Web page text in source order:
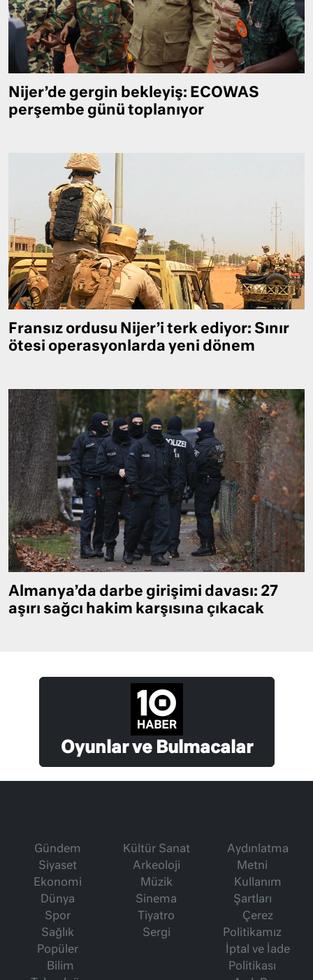
Nijer’de gergin bekleyiş: ECOWAS
perşembe günü toplanıyor
Fransız ordusu Nijer’i terk ediyor: Sınır
ötesi operasyonlarda yeni dönem
Almanya’da darbe girişimi davası: 27
aşırı sağcı hakim karşısına çıkacak
Oyunlar ve Bulmacalar
Gündem
Siyaset
Ekonomi
Dünya
Spor
Sağlık
Popüler
Bilim
Kültür Sanat
Arkeoloji
Müzik
Sinema
Tiyatro
Sergi
Aydınlatma
Metni
Kullanım
Şartları
Çerez
Politikamız
İptal ve İade
Politikası